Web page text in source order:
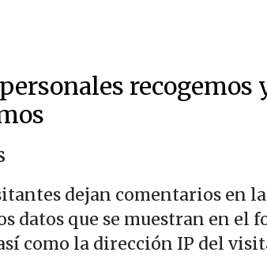
recogemos
dejan comentarios en la
datos que se muestran en el
como la dirección IP del